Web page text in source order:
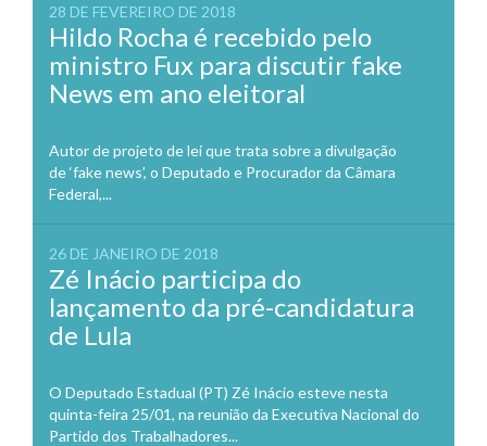
28 DE FEVEREIRO DE 2018
Hildo Rocha é recebido pelo
ministro Fux para discutir fake
News em ano eleitoral
Autor de projeto de lei que trata sobre a divulgação
de ‘fake news’, o Deputado e Procurador da Câmara
Federal,...
26 DE JANEIRO DE 2018
Zé Inácio participa do
lançamento da pré-candidatura
de Lula
O Deputado Estadual (PT) Zé Inácio esteve nesta
quinta-feira 25/01, na reunião da Executiva Nacional do
Partido dos Trabalhadores...